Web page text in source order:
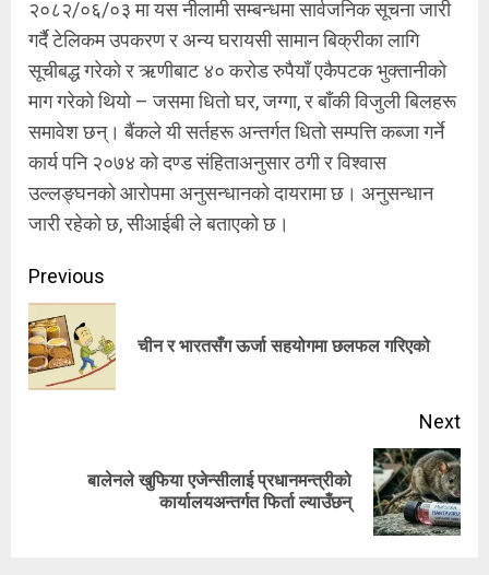
२०८२/०६/०३ मा यस नीलामी सम्बन्धमा सार्वजनिक सूचना जारी
गर्दै टेलिकम उपकरण र अन्य घरायसी सामान बिक्रीका लागि
सूचीबद्ध गरेको र ऋणीबाट ४० करोड रुपैयाँ एकैपटक भुक्तानीको
माग गरेको थियो – जसमा धितो घर, जग्गा, र बाँकी विजुली बिलहरू
समावेश छन्। बैंकले यी सर्तहरू अन्तर्गत धितो सम्पत्ति कब्जा गर्ने
कार्य पनि २०७४ को दण्ड संहिताअनुसार ठगी र विश्वास
उल्लङ्घनको आरोपमा अनुसन्धानको दायरामा छ। अनुसन्धान
जारी रहेको छ, सीआईबी ले बताएको छ।
Continue
Reading
Previous
चीन र भारतसँग ऊर्जा सहयोगमा छलफल गरिएको
Next
बालेनले खुफिया एजेन्सीलाई प्रधानमन्त्रीको
कार्यालयअन्तर्गत फिर्ता ल्याउँछन्